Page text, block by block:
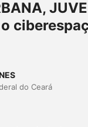
do Ceará